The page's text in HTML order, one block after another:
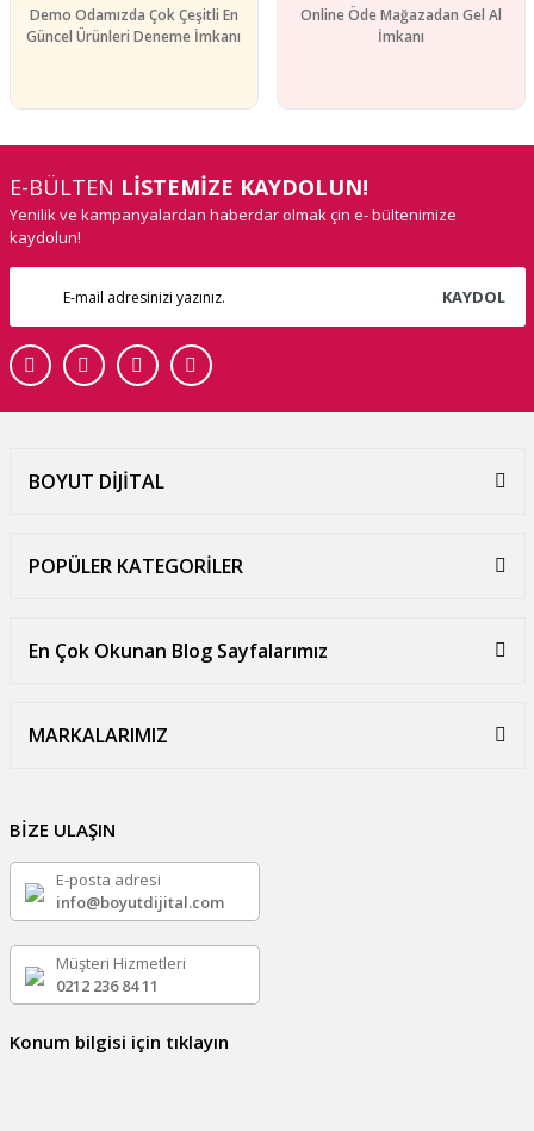
Demo Odamızda Çok Çeşitli En
Güncel Ürünleri Deneme İmkanı
Online Öde Mağazadan Gel Al
İmkanı
E-BÜLTEN LİSTEMİZE KAYDOLUN!
Yenilik ve kampanyalardan haberdar olmak çin e- bültenimize
kaydolun!
KAYDOL
BOYUT DİJİTAL
POPÜLER KATEGORİLER
En Çok Okunan Blog Sayfalarımız
MARKALARIMIZ
BİZE ULAŞIN
E-posta adresi
info@boyutdijital.com
Müşteri Hizmetleri
0212 236 84 11
Konum bilgisi için tıklayın